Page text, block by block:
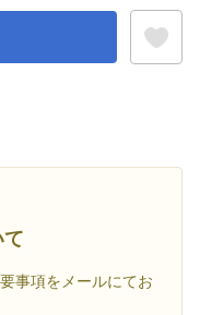
事項をメールにてお